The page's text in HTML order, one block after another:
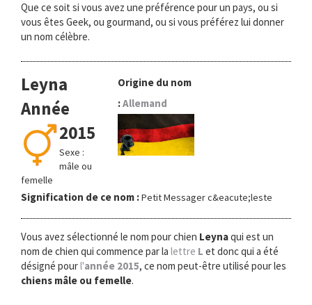
Que ce soit si vous avez une préférence pour un pays, ou si
vous êtes Geek, ou gourmand, ou si vous préférez lui donner
un nom célèbre.
Leyna
Année
2015
Sexe :
mâle ou
femelle
Origine du nom
:Allemand
Signification de ce nom :Petit Messager c&eacute;leste
Vous avez sélectionné le nom pour chien Leynaqui est un
nom de chien qui commence par la lettre L et donc qui a été
désigné pourl'année 2015, ce nom peut-être utilisé pour les
chiens mâle ou femelle.